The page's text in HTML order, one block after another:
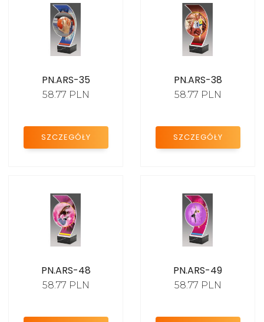
PN.ARS-35
58.77 PLN
SZCZEGÓŁY
PN.ARS-38
58.77 PLN
SZCZEGÓŁY
PN.ARS-48
58.77 PLN
PN.ARS-49
58.77 PLN